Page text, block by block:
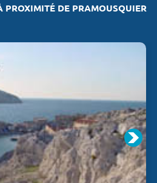
PROXIMITÉ DE PRAMOUSQUIER